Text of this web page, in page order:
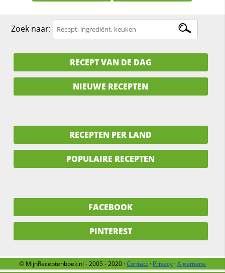
Zoek naar:
RECEPT VAN DE DAG
NIEUWE RECEPTEN
RECEPTEN PER LAND
POPULAIRE RECEPTEN
FACEBOOK
PINTEREST
© MijnReceptenboek.nl - 2005 - 2020 ·Contact · Privacy ·Algemene